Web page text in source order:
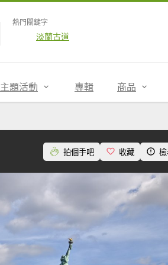
熱門關鍵字
淡蘭古道
主題活動 專輯 商品
拍個手吧 收藏